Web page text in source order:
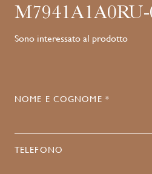
M7941A1A0RU-
Sono interessato al prodotto
NOME E COGNOME *
TELEFONO